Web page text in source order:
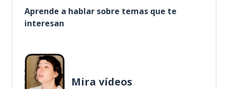
Aprende a hablar sobre temas que te
interesan
Mira vídeos